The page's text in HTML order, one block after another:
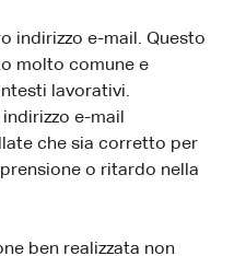
indirizzo e-mail. Questo
molto comune e
lavorativi.
e-mail
che sia corretto per
o ritardo nella
ben realizzata non